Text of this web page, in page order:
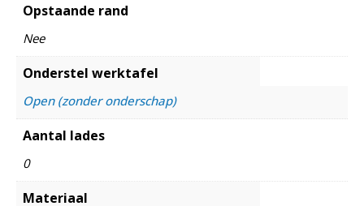
Opstaande rand
Nee
Onderstel werktafel
Open (zonder onderschap)
Aantal lades
0
Materiaal